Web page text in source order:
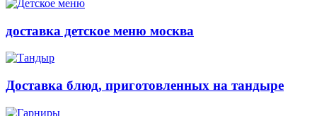
доставка детское меню москва
Доставка блюд, приготовленных на тандыре